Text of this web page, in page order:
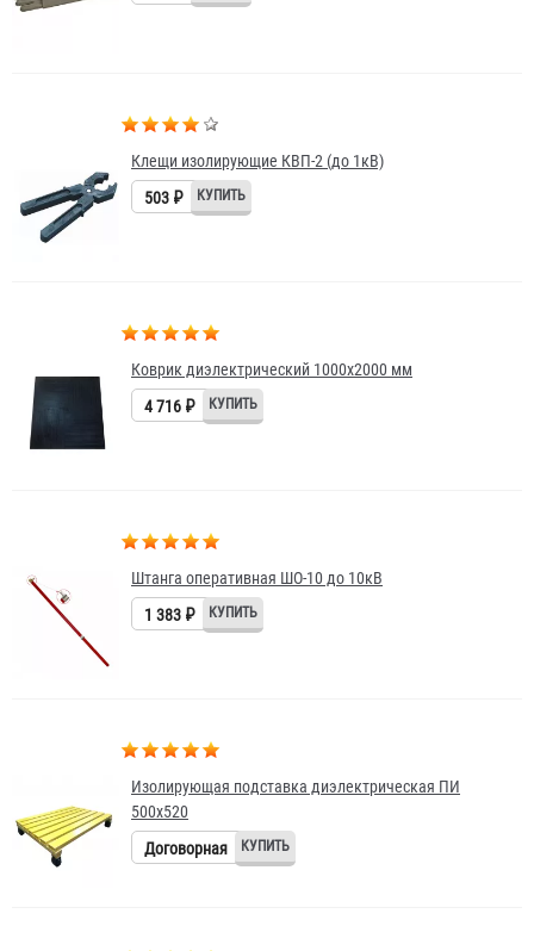
Клещи изолирующие КВП-2 (до 1кВ)
503 ₽
Коврик диэлектрический 1000х2000 мм
4 716 ₽
Штанга оперативная ШО-10 до 10кВ
1 383 ₽
Изолирующая подставка диэлектрическая ПИ
500х520
Договорная